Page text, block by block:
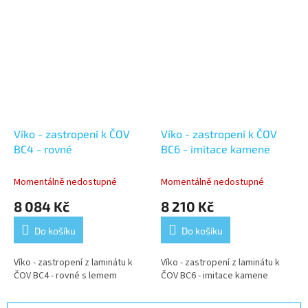
Víko - zastropení k ČOV
BC4 - rovné
Momentálně nedostupné
8 084 Kč
Do košíku
Víko - zastropení z laminátu k
ČOV BC4 - rovné s lemem
Víko - zastropení k ČOV
BC6 - imitace kamene
Momentálně nedostupné
8 210 Kč
Do košíku
Víko - zastropení z laminátu k
ČOV BC6 - imitace kamene